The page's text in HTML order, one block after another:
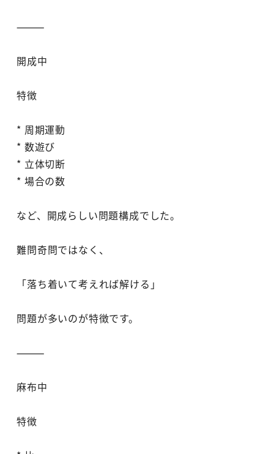
⸻
開成中
特徴
* 周期運動
* 数遊び
* 立体切断
* 場合の数
など、開成らしい問題構成でした。
難問奇問ではなく、
「落ち着いて考えれば解ける」
問題が多いのが特徴です。
⸻
麻布中
特徴